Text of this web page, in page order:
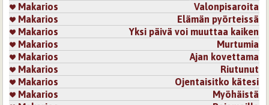
Niin taiten oot saanu
sen surullisen tunnelman
runoosi
koskee
Kirjaudutairekisteröidykommentoidaksesi
28.9.2010 0:00lindalinda
Makarios
Valonpisaroita
Makarios
Elämän pyörteissä
Makarios
Yksi päivä voi muuttaa kaiken
Makarios
Murtumia
Makarios
Ajan kovettama
Makarios
Riutunut
Makarios
Ojentaisitko kätesi
Makarios
Myöhäistä